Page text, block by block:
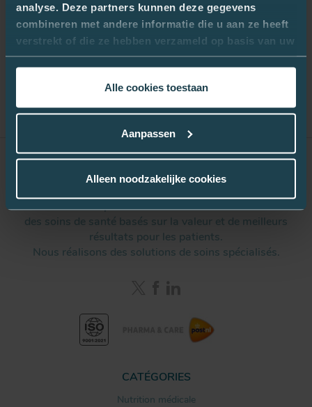
analyse. Deze partners kunnen deze gegevens
combineren met andere informatie die u aan ze heeft
verstrekt of die ze hebben verzameld op basis van uw
gebruik van hun services.
Alle cookies toestaan
Aanpassen
Alleen noodzakelijke cookies
Remedus aide les prestataires de soins de santé à fournir
des soins de santé basés sur la valeur et de meilleurs
résultats pour les patients.
Nous réalisons des solutions de soins spécialisés.
CATÉGORIES
Nutrition médicale